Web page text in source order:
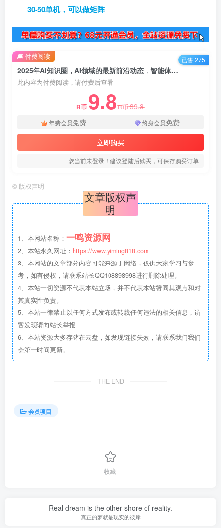
30-50单机，可以做矩阵
2025年AI知识圈，AI领域的最新前沿动态，智能体开发-大模型前沿-商业落地全解析(更新)
此内容为付费阅读，请付费后查看
R币 9.8R币39.8
年费会员免费 终身会员免费
立即购买
您当前未登录！建议登陆后购买，可保存购买订单
付费阅读 已售 275
© 版权声明
文章版权声
明
1、本网站名称： 一鸣资源网
2、本站永久网址： https://www.yiming818.com
3、本网站的文章部分内容可能来源于网络，仅供大家学习与参
考，如有侵权，请联系站长QQ108898998进行删除处理。
4、本站一切资源不代表本站立场，并不代表本站赞同其观点和对
其真实性负责。
5、本站一律禁止以任何方式发布或转载任何违法的相关信息，访
客发现请向站长举报
6、本站资源大多存储在云盘，如发现链接失效，请联系我们我们
会第一时间更新。
THE END
会员项目
收藏
Real dream is the other shore of reality.
真正的梦就是现实的彼岸